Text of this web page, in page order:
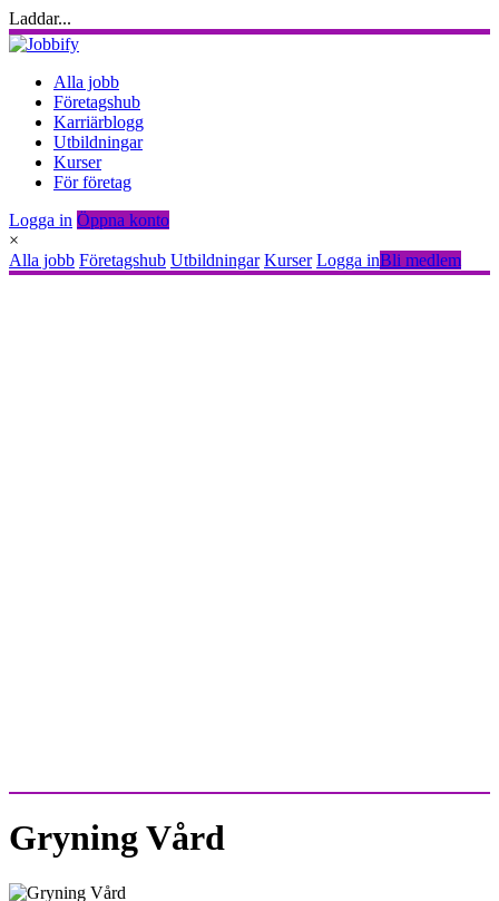
Laddar...
Alla jobb
Företagshub
Karriärblogg
Utbildningar
Kurser
För företag
Logga in Öppna konto
×
Alla jobb Företagshub Utbildningar Kurser Logga inBli medlem
Gryning Vård